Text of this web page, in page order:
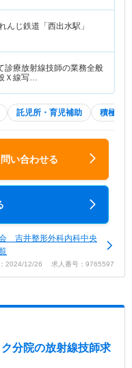
んじ鉄道「西出水駅」
診療放射線技師の業務全般
Ｘ線写…
託児所・育児補助 積極採
い合わせる
吉井整形外科内科中央
2024/12/26 求人番号：9765597
分院の放射線技師求